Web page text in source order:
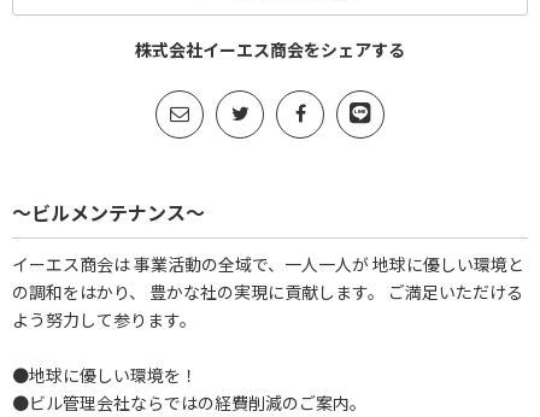
株式会社イーエス商会をシェアする
～ビルメンテナンス～
イーエス商会は 事業活動の全域で、一人一人が 地球に優しい環境と
の調和をはかり、 豊かな社の実現に貢献します。 ご満足いただける
よう努力して参ります。
●地球に優しい環境を！
●ビル管理会社ならではの経費削減のご案内。